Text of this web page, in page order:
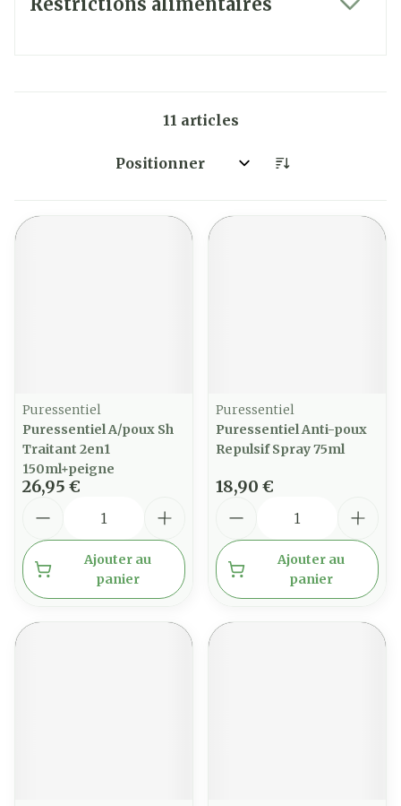
11 articles
Trier par:
Puressentiel
Puressentiel A/poux Sh
Traitant 2en1
150ml+peigne
26,95 €
Ajouter au
panier
Puressentiel
Puressentiel Anti-poux
Repulsif Spray 75ml
18,90 €
Ajouter au
panier